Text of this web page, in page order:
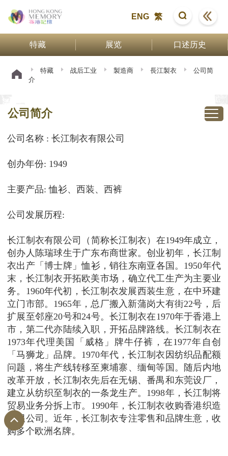
ENG 繁
特藏 展览 口述历史
特藏 战后工业 製造商 長江製衣
公司简
介
公司简介
公司名称 : 长江制衣有限公司
创办年份: 1949
主要产品: 恤衫、西装、西裤
公司发展历程:
长江制衣有限公司（简称长江制衣）在1949年成立，
创办人陈瑞球生于广东布商世家。创业初年，长江制
衣出产「博士牌」恤衫，销往东南亚各国。1950年代
末，长江制衣开拓欧美市场，确立代工生产为主要业
务。1960年代初，长江制衣发展西装生意，在中环建
立门市部。1965年，总厂搬入新蒲岗大有街22号，后
扩展至邻座20号和24号。长江制衣在1970年于香港上
市，第二代亦陆续入职，开拓品牌路线。长江制衣在
1973年代理美国「威格」牌牛仔裤，在1977年自创
「马狮龙」品牌。1970年代，长江制衣因纺织品配额
问题，将生产线转移至柬埔寨、缅甸等国。随后内地
改革开放，长江制衣先后在无锡、番禺和东莞设厂，
建立从纺织至制衣的一条龙生产。1998年，长江制将
贸易业务分拆上市。1990年，长江制衣收购香港织造
有限公司。近年，长江制衣专注零售和品牌生意，收
购多个欧洲名牌。